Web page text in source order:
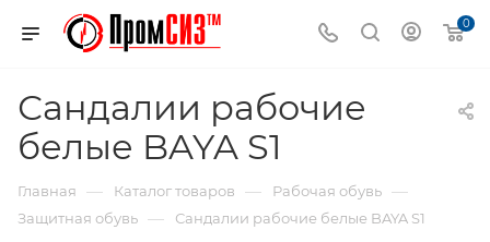
0
Сандалии рабочие
белые BAYA S1
Главная — Каталог товаров — Рабочая обувь —
Защитная обувь — Сандалии рабочие белые BAYA S1